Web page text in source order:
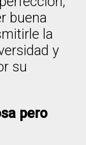
buena
la
y
su
pero